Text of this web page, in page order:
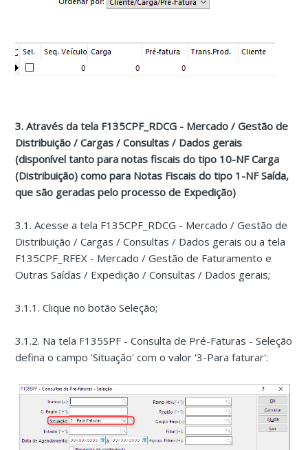
3. Através da tela F135CPF_RDCG - Mercado / Gestão de
Distribuição / Cargas / Consultas / Dados gerais
(disponível tanto para notas fiscais do tipo 10-NF Carga
(Distribuição) como para Notas Fiscais do tipo 1-NF Saída,
que são geradas pelo processo de Expedição)
3.1. Acesse a tela F135CPF_RDCG - Mercado / Gestão de
Distribuição / Cargas / Consultas / Dados gerais ou a tela
F135CPF_RFEX - Mercado / Gestão de Faturamento e
Outras Saídas / Expedição / Consultas / Dados gerais;
3.1.1. Clique no botão Seleção;
3.1.2. Na tela F135SPF - Consulta de Pré-Faturas - Seleção
defina o campo 'Situação' com o valor '3-Para faturar':